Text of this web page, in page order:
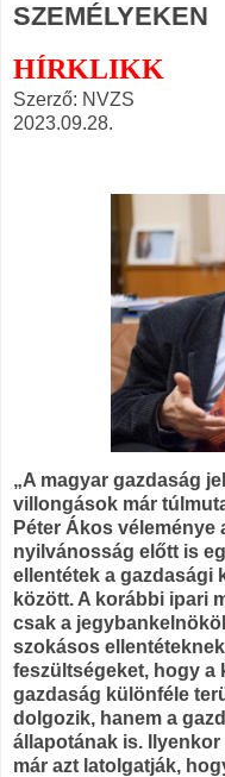
SZEMÉLYEKEN
HÍRKLIKK
Szerző: NVZS
2023.09.28.
„A magyar gazdaság
villongások már
Péter Ákos véleménye
nyilvánosság előtt is
ellentétek a gazdasági
között. A korábbi ipari
csak a
szokásos
feszültségeket, hogy a
gazdaság különféle
dolgozik, hanem a
állapotának is.
már azt latolgatják,